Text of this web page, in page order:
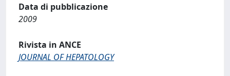
Data di pubblicazione
2009
Rivista in ANCE
JOURNAL OF HEPATOLOGY